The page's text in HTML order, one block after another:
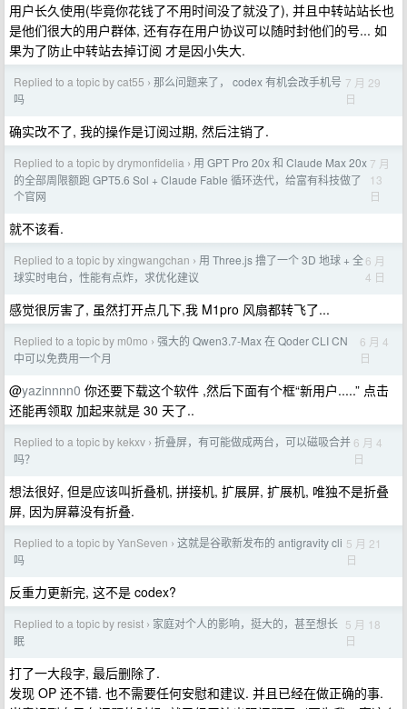
用户长久使用(毕竟你花钱了不用时间没了就没了), 并且中转站站长也
是他们很大的用户群体, 还有存在用户协议可以随时封他们的号... 如
果为了防止中转站去掉订阅 才是因小失大.
Replied to a topic by cat55 › 那么问题来了， codex 有机会改手机号
吗
7 月 29
日
确实改不了, 我的操作是订阅过期, 然后注销了.
Replied to a topic by drymonfidelia › 用 GPT Pro 20x 和 Claude Max 20x
的全部周限额跑 GPT5.6 Sol + Claude Fable 循环迭代，给富有科技做了
个官网
7 月
13
日
就不该看.
Replied to a topic by xingwangchan › 用 Three.js 撸了一个 3D 地球 + 全
球实时电台，性能有点炸，求优化建议
6 月
4 日
感觉很厉害了, 虽然打开点几下,我 M1pro 风扇都转飞了...
Replied to a topic by m0mo › 强大的 Qwen3.7-Max 在 Qoder CLI CN
中可以免费用一个月
6 月 4
日
@yazinnnn0 你还要下载这个软件 ,然后下面有个框“新用户.....” 点击
还能再领取 加起来就是 30 天了..
Replied to a topic by kekxv › 折叠屏，有可能做成两台，可以磁吸合并
吗？
6 月 4
日
想法很好, 但是应该叫折叠机, 拼接机, 扩展屏, 扩展机, 唯独不是折叠
屏, 因为屏幕没有折叠.
Replied to a topic by YanSeven › 这就是谷歌新发布的 antigravity cli
吗
5 月 21
日
反重力更新完, 这不是 codex?
Replied to a topic by resist › 家庭对个人的影响，挺大的，甚至想长
眠
5 月 18
日
打了一大段字, 最后删除了.
发现 OP 还不错. 也不需要任何安慰和建议. 并且已经在做正确的事.